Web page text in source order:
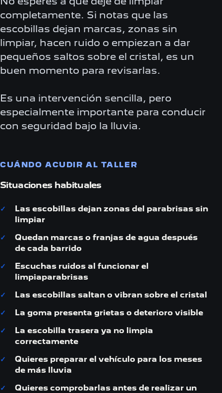
completamente. Si notas que las
escobillas dejan marcas, zonas sin
limpiar, hacen ruido o empiezan a dar
pequeños saltos sobre el cristal, es un
buen momento para revisarlas.
Es una intervención sencilla, pero
especialmente importante para conducir
con seguridad bajo la lluvia.
CUÁNDO ACUDIR AL TALLER
Situaciones habituales
Las escobillas dejan zonas del parabrisas sin
limpiar
Quedan marcas o franjas de agua después
de cada barrido
Escuchas ruidos al funcionar el
limpiaparabrisas
Las escobillas saltan o vibran sobre el cristal
La goma presenta grietas o deterioro visible
La escobilla trasera ya no limpia
correctamente
Quieres preparar el vehículo para los meses
de más lluvia
Quieres comprobarlas antes de realizar un